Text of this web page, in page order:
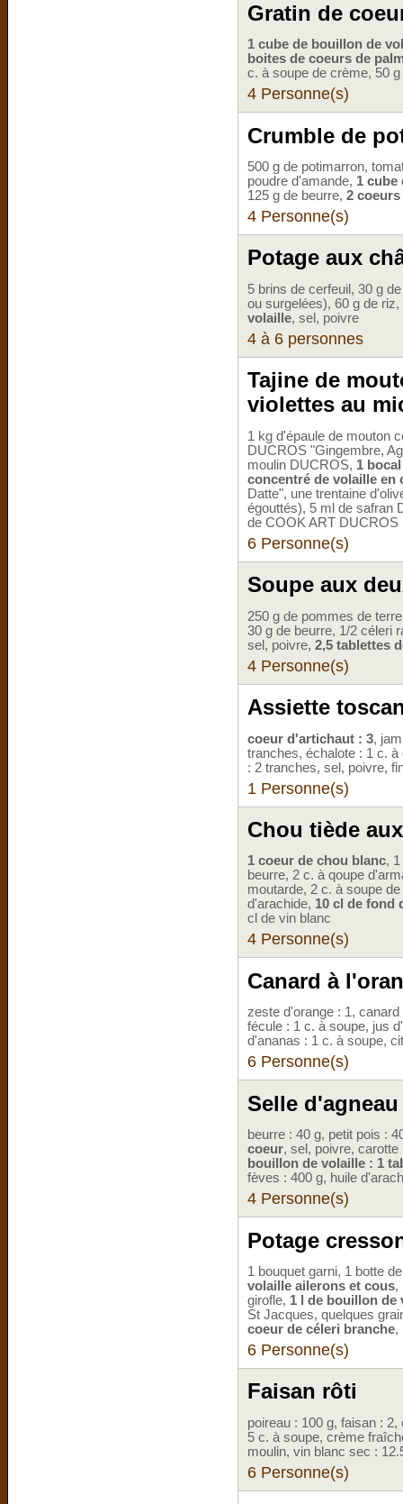
Gratin de
1 cube de bouillon de
boites de coeurs de
c. à soupe de crème, 50
4 Personne(s)
Crumble de
500 g de potimarron,
poudre d'amande, 1 cube
125 g de beurre, 2
4 Personne(s)
Potage aux
5 brins de cerfeuil, 30 g
ou surgelées), 60 g de riz,
volaille, sel, poivre
4 à 6 personnes
Tajine de
violettes au
1 kg d'épaule de mouton
DUCROS "Gingembre,
moulin DUCROS, 1
concentré de volaille en
Datte", une trentaine
égouttés), 5 ml de safran
de COOK ART DUCROS
6 Personne(s)
Soupe aux
250 g de pommes de
30 g de beurre, 1/2 céleri
sel, poivre, 2,5 tablettes
4 Personne(s)
Assiette
coeur d'artichaut : 3,
tranches, échalote : 1 c.
: 2 tranches, sel, poivre,
1 Personne(s)
Chou tiède
1 coeur de chou blanc,
beurre, 2 c. à qoupe
moutarde, 2 c. à soupe
d'arachide, 10 cl de fond
cl de vin blanc
4 Personne(s)
Canard à
zeste d'orange : 1,
fécule : 1 c. à soupe, jus
d'ananas : 1 c. à soupe,
6 Personne(s)
Selle
beurre : 40 g, petit pois :
coeur, sel, poivre,
bouillon de volaille : 1
fèves : 400 g, huile
4 Personne(s)
Potage
1 bouquet garni, 1 botte
volaille ailerons et cous,
girofle, 1 l de bouillon de
St Jacques, quelques
coeur de céleri branche,
6 Personne(s)
Faisan rôti
poireau : 100 g, faisan :
5 c. à soupe, crème
moulin, vin blanc sec :
6 Personne(s)